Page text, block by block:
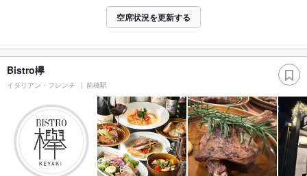
空席状況を更新する
Bistro欅
イタリアン・フレンチ 前橋駅